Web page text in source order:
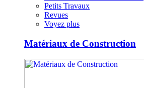
Petits Travaux
Revues
Voyez plus
Matériaux de Construction